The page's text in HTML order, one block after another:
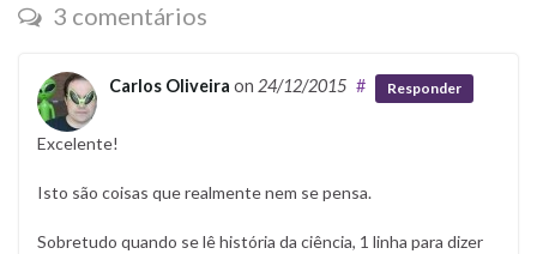
3 comentários
Carlos Oliveira on 24/12/2015 # Responder
Excelente!
Isto são coisas que realmente nem se pensa.
Sobretudo quando se lê história da ciência, 1 linha para dizer